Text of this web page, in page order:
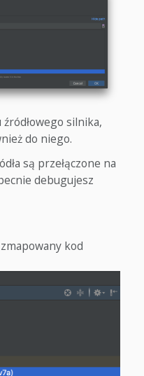
silnika,
do niego.
są przełączone na
debugujesz
kod